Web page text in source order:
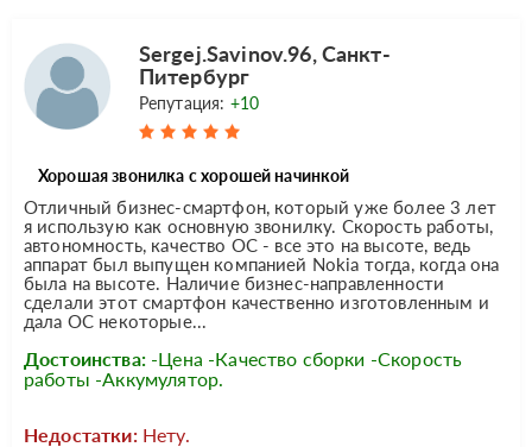
Sergej.Savinov.96, Санкт-
Питербург
Репутация: +10
Хорошая звонилка с хорошей начинкой
Отличный бизнес-смартфон, который уже более 3 лет
я использую как основную звонилку. Скорость работы,
автономность, качество ОС - все это на высоте, ведь
аппарат был выпущен компанией Nokia тогда, когда она
была на высоте. Наличие бизнес-направленности
сделали этот смартфон качественно изготовленным и
дала ОС некоторые...
Достоинства: -Цена -Качество сборки -Скорость
работы -Аккумулятор.
Недостатки: Нету.